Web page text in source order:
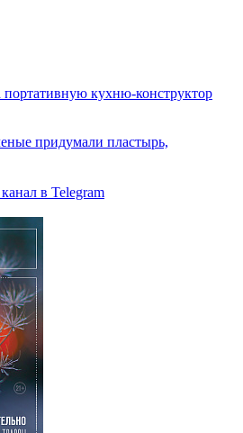
портативную кухню-конструктор
придумали пластырь,
в Telegram